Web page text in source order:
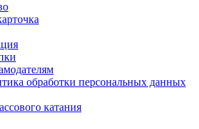
обработки персональных данных
катания